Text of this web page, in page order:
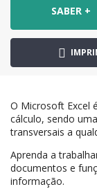
SABER +
O Microsoft Excel
cálculo, sendo
transversais a
Aprenda a
documentos e
informação.